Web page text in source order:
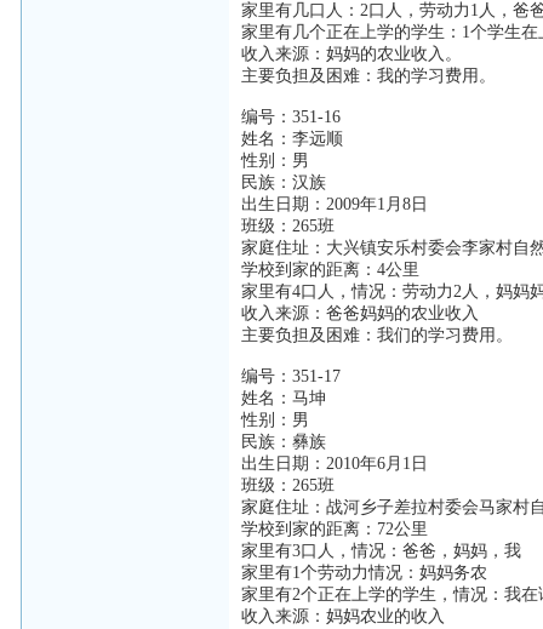
家里有几口人：2口人，劳动力1人，爸
家里有几个正在上学的学生：1个学生
收入来源：妈妈的农业收入。
主要负担及困难：我的学习费用。
编号：351-16
姓名：李远顺
性别：男
民族：汉族
出生日期：2009年1月8日
班级：265班
家庭住址：大兴镇安乐村委会李家村自
学校到家的距离：4公里
家里有4口人，情况：劳动力2人，妈妈
收入来源：爸爸妈妈的农业收入
主要负担及困难：我们的学习费用。
编号：351-17
姓名：马坤
性别：男
民族：彝族
出生日期：2010年6月1日
班级：265班
家庭住址：战河乡子差拉村委会马家村
学校到家的距离：72公里
家里有3口人，情况：爸爸，妈妈，我
家里有1个劳动力情况：妈妈务农
家里有2个正在上学的学生，情况：我
收入来源：妈妈农业的收入